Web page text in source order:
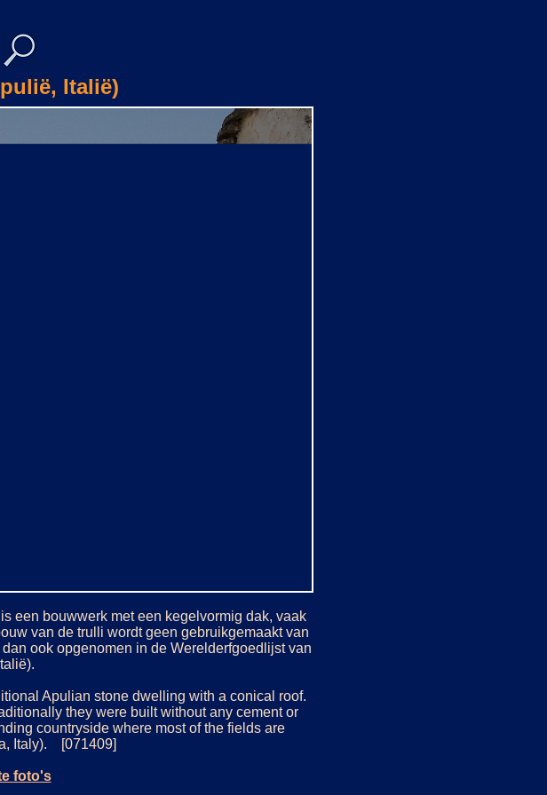
Italië)
een bouwwerk met een kegelvormig dak, vaak
van de trulli wordt geen gebruikgemaakt van
ook opgenomen in de Werelderfgoedlijst van
Apulian stone dwelling with a conical roof.
they were built without any cement or
countryside where most of the fields are
Italy). [071409]
foto's